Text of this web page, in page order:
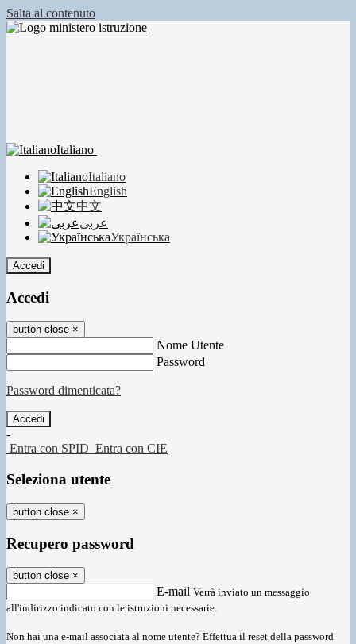
Salta al contenuto
Italiano
Italiano
English
中文
عربى
Українська
Accedi
Accedi
button close ×
Nome Utente
Password
Password dimenticata?
-
Entra con SPID Entra con CIE
Seleziona utente
button close ×
Recupero password
button close ×
E-mail Verrà inviato un messaggio
all'indirizzo indicato con le istruzioni necessarie.
Non hai una e-mail associata al nome utente? Effettua il reset della password